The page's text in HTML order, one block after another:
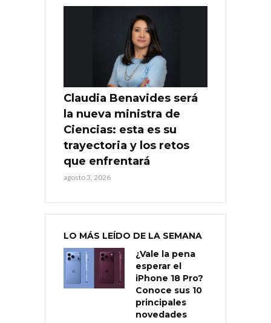
Claudia Benavides será
la nueva ministra de
Ciencias: esta es su
trayectoria y los retos
que enfrentará
agosto 3, 2026
LO MÁS LEÍDO DE LA SEMANA
¿Vale la pena
esperar el
iPhone 18 Pro?
Conoce sus 10
principales
novedades